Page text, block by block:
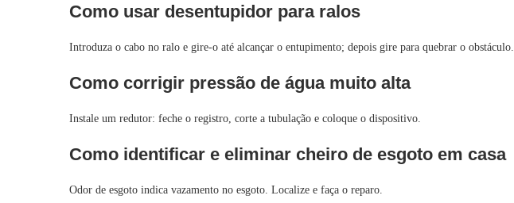
Como usar desentupidor para ralos
Introduza o cabo no ralo e gire-o até alcançar o entupimento; depois gire para quebrar o obstáculo.
Como corrigir pressão de água muito alta
Instale um redutor: feche o registro, corte a tubulação e coloque o dispositivo.
Como identificar e eliminar cheiro de esgoto em casa
Odor de esgoto indica vazamento no esgoto. Localize e faça o reparo.